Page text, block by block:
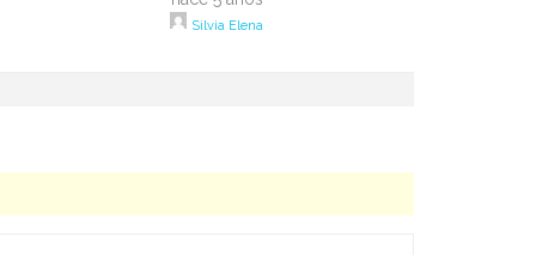
Silvia Elena